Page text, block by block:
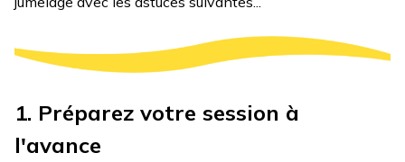
1. Préparez votre session à
l'avance